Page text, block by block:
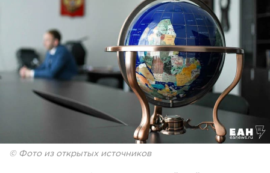
© Фото из открытых источников